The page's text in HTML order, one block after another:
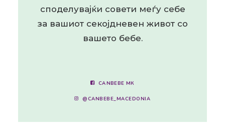
споделувајќи совети меѓу себе
за вашиот секојдневен живот со
вашето бебе.
CANBEBE МК
@CANBEBE_MACEDONIA